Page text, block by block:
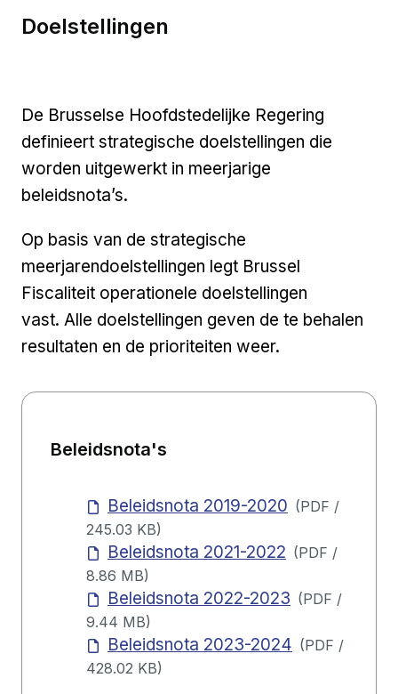
Doelstellingen
De Brusselse Hoofdstedelijke Regering
definieert strategische doelstellingen die
worden uitgewerkt in meerjarige
beleidsnota’s.
Op basis van de strategische
meerjarendoelstellingen legt Brussel
Fiscaliteit operationele doelstellingen
vast. Alle doelstellingen geven de te behalen
resultaten en de prioriteiten weer.
Beleidsnota's
Beleidsnota 2019-2020 (PDF /
245.03 KB)
Beleidsnota 2021-2022 (PDF /
8.86 MB)
Beleidsnota 2022-2023 (PDF /
9.44 MB)
Beleidsnota 2023-2024 (PDF /
428.02 KB)